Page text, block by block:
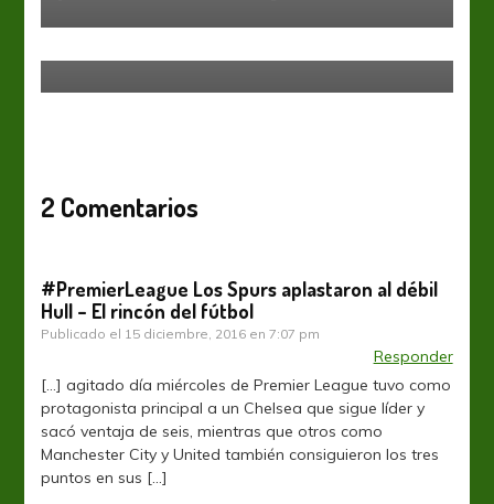
2 Comentarios
#PremierLeague Los Spurs aplastaron al débil
Hull – El rincón del fútbol
Publicado el 15 diciembre, 2016 en 7:07 pm
Responder
[…] agitado día miércoles de Premier League tuvo como
protagonista principal a un Chelsea que sigue líder y
sacó ventaja de seis, mientras que otros como
Manchester City y United también consiguieron los tres
puntos en sus […]